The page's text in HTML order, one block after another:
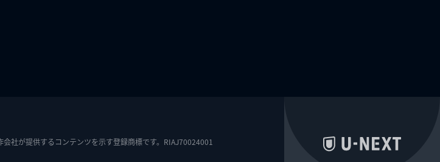
社が提供するコンテンツを示す登録商標です。RIAJ70024001